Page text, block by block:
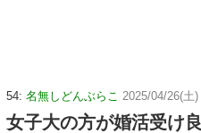
54: 名無しどんぶらこ 2025/04/26(土
女子大の方が婚活受け